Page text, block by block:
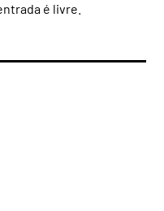
é livre.